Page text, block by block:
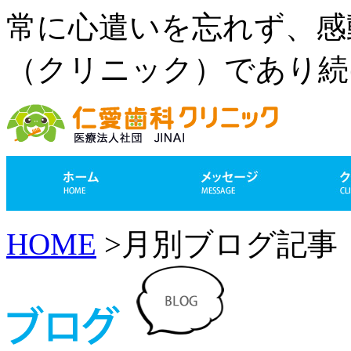
常に心遣いを忘れず、
（クリニック）であり
HOME >月別ブログ記事